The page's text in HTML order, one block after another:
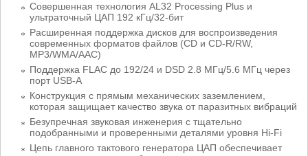
Совершенная технология AL32 Processing Plus и
ультраточный ЦАП 192 кГц/32-бит
Расширенная поддержка дисков для воспроизведения
современных форматов файлов (CD и CD-R/RW,
MP3/WMA/AAC)
Поддержка FLAC до 192/24 и DSD 2.8 МГц/5.6 МГц через
порт USB-A
Конструкция с прямым механических заземлением,
которая защищает качество звука от паразитных вибраций
Безупречная звуковая инженерия с тщательно
подобранными и проверенными деталями уровня Hi-Fi
Цепь главного тактового генератора ЦАП обеспечивает